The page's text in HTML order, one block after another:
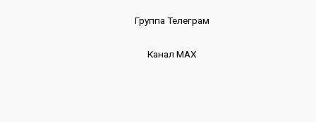
Группа Телеграм
Канал МАХ